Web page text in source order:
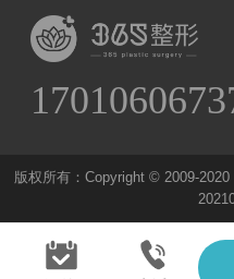
版权所有：Copyright © 2009-